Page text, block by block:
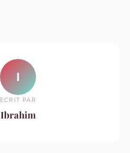
I
ECRIT PAR
Ibrahim